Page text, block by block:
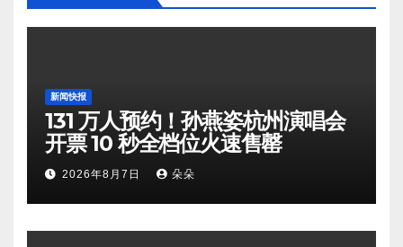
新闻快报
131 万人预约！孙燕姿杭州演唱会
开票 10 秒全档位火速售罄
2026年8月7日 朵朵